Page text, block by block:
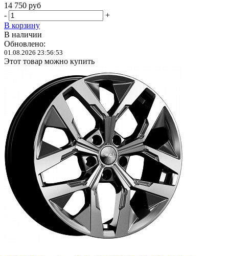
14 750 руб
-
+
В корзину
В наличии
Обновлено:
01.08.2026 23:56:53
Этот товар можно купить